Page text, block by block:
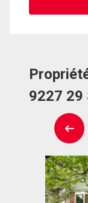
9227 29